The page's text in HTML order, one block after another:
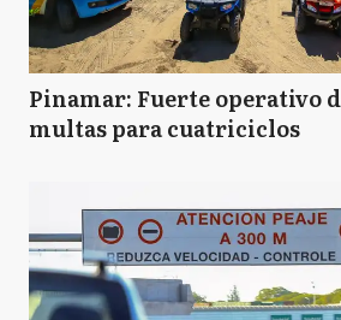
Pinamar: Fuerte operativo
multas para cuatriciclos